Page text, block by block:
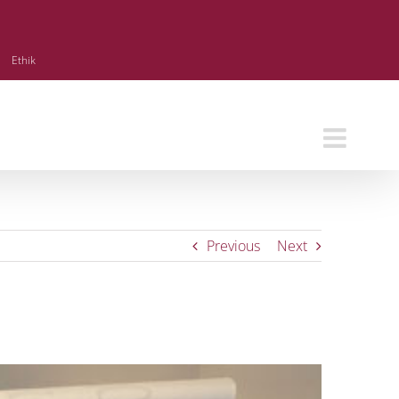
Ethik
Previous Next